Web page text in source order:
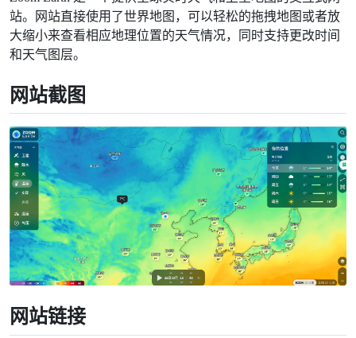
站。网站直接使用了世界地图，可以轻松的拖拽地图或者放
大缩小来查看相应地理位置的天气情况，同时支持更改时间
和天气图层。
网站截图
网站链接